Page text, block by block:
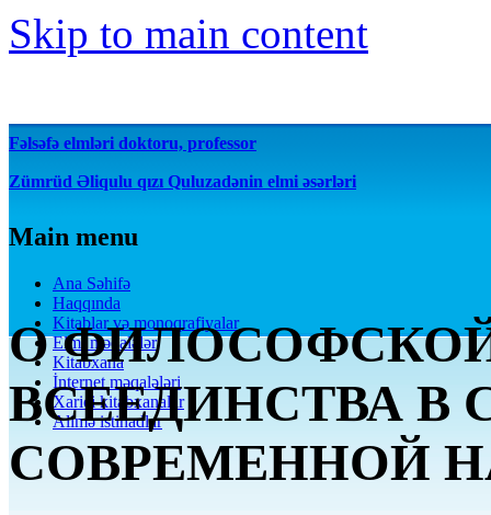
Skip to main content
Fəlsəfə elmləri doktoru, professor
Zümrüd Əliqulu qızı Quluzadənin elmi əsərləri
Main menu
Ana Səhifə
Haqqında
Kitablar və monoqrafiyalar
Elmi məqalələr
Kitabxana
İnternet məqalələri
Xarici kitabxanalar
Alimə istinadlar
О
ВСЕЕДИНСТВА В
СОВРЕМЕННОЙ